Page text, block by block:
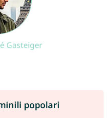
Gasteiger
popolari